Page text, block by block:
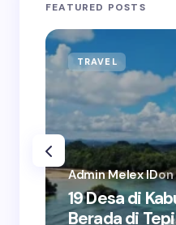
FEATURED POSTS
TRAVEL
19 Desa di
Berada di
Admin Melex IDon